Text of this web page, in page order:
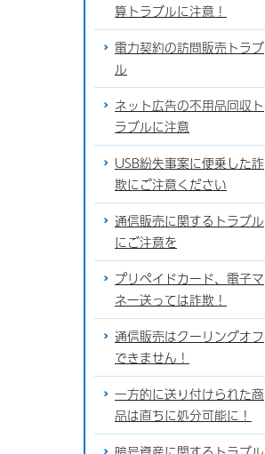
算トラブルに注意！
電力契約の訪問販売トラブ
ル
ネット広告の不用品回収ト
ラブルに注意
USB紛失事案に便乗した詐
欺にご注意ください
通信販売に関するトラブル
にご注意を
プリペイドカード、電子マ
ネー送っては詐欺！
通信販売はクーリングオフ
できません！
一方的に送り付けられた商
品は直ちに処分可能に！